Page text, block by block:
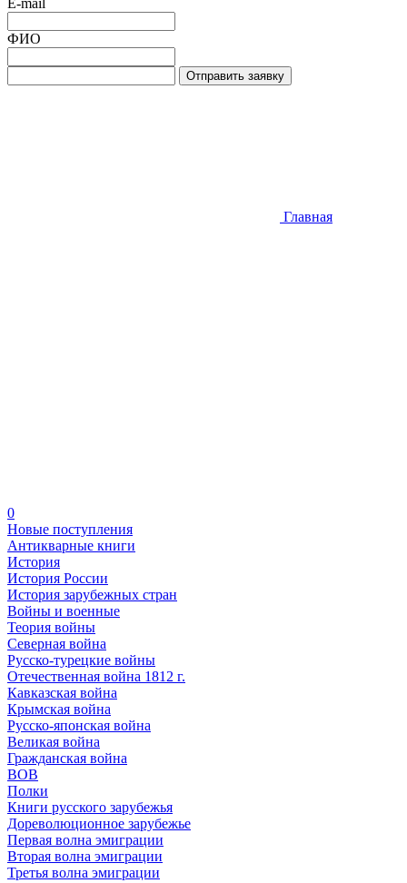
E-mail
ФИО
Отправить заявку
Главная
0
Новые поступления
Антикварные книги
История
История России
История зарубежных стран
Войны и военные
Теория войны
Северная война
Русско-турецкие войны
Отечественная война 1812 г.
Кавказская война
Крымская война
Русско-японская война
Великая война
Гражданская война
ВОВ
Полки
Книги русского зарубежья
Дореволюционное зарубежье
Первая волна эмиграции
Вторая волна эмиграции
Третья волна эмиграции